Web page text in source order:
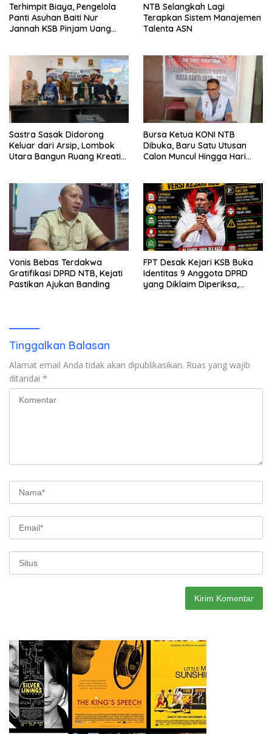
Terhimpit Biaya, Pengelola
Panti Asuhan Baiti Nur
Jannah KSB Pinjam Uang
Kunjung Tuntas
NTB Selangkah Lagi
Terapkan Sistem Manajemen
Talenta ASN
Sastra Sasak Didorong
Keluar dari Arsip, Lombok
Utara Bangun Ruang Kreatif
Bursa Ketua KONI NTB
Dibuka, Baru Satu Utusan
Calon Muncul Hingga Hari
Vonis Bebas Terdakwa
Gratifikasi DPRD NTB, Kejati
Pastikan Ajukan Banding
FPT Desak Kejari KSB Buka
Identitas 9 Anggota DPRD
yang Diklaim Diperiksa,
Tinggalkan Balasan
Alamat email Anda tidak akan dipublikasikan. Ruas yang wajib
ditandai *